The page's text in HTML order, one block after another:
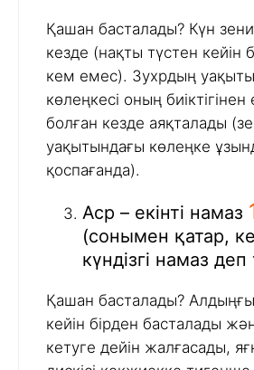
Қашан басталады? Күн
кезде (нақты түстен кейін
кем емес). Зухрдың
көлеңкесі оның биіктігінен
болған кезде аяқталады
уақытындағы көлеңке
қоспағанда).
Аср – екінті намаз
(сонымен қатар,
күндізгі намаз
Қашан басталады?
кейін бірден басталады
кетуге дейін жалғасады,